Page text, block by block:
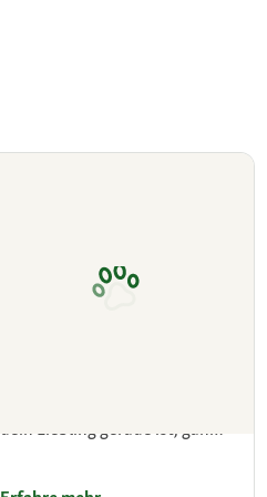
dein Liebling gerade ist, ganz